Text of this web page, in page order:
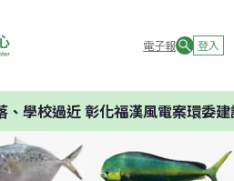
電子報 登入
彰化福漢風電案環委建議不應開發